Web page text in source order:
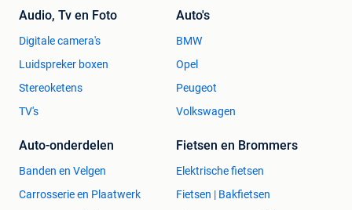
Audio, Tv en Foto
Digitale camera's
Luidspreker boxen
Stereoketens
TV's
Auto's
BMW
Opel
Peugeot
Volkswagen
Auto-onderdelen
Banden en Velgen
Carrosserie en Plaatwerk
Fietsen en Brommers
Elektrische fietsen
Fietsen | Bakfietsen